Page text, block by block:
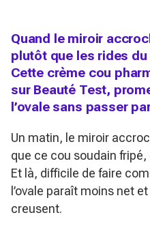
Quand le miroir
plutôt que les rides
Cette crème cou
sur Beauté Test,
l’ovale sans passer
Un matin, le miroir
que ce cou soudain
Et là, difficile de faire
l’ovale paraît moins net
creusent.